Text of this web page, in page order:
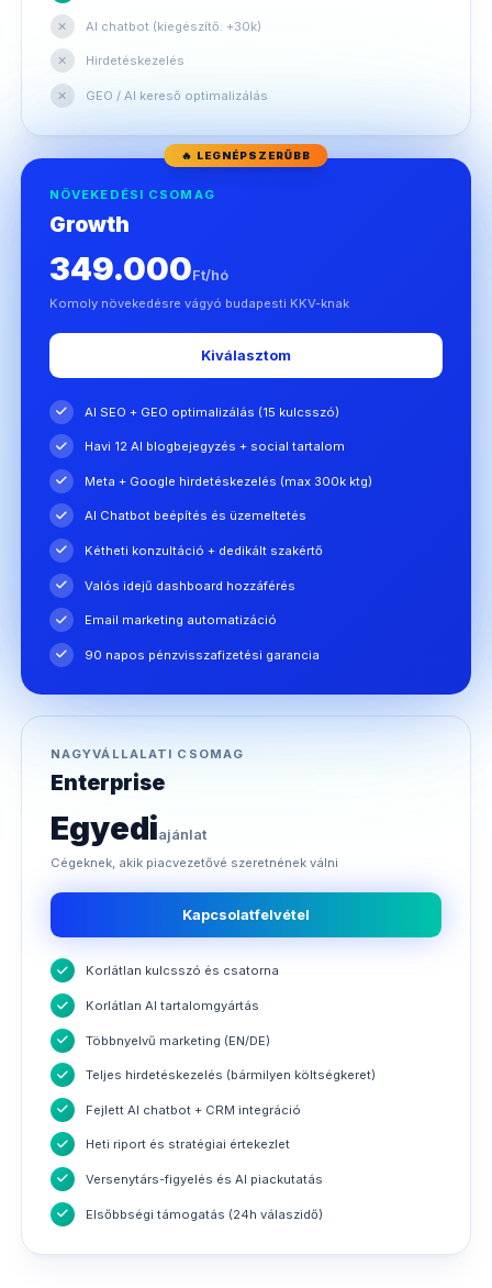
✕ AI chatbot (kiegészítő: +30k)
✕ Hirdetéskezelés
✕ GEO / AI kereső optimalizálás
🔥 LEGNÉPSZERŰBB
NÖVEKEDÉSI CSOMAG
Growth
349.000Ft/hó
Komoly növekedésre vágyó budapesti KKV-knak
Kiválasztom
AI SEO + GEO optimalizálás (15 kulcsszó)
Havi 12 AI blogbejegyzés + social tartalom
Meta + Google hirdetéskezelés (max 300k ktg)
AI Chatbot beépítés és üzemeltetés
Kétheti konzultáció + dedikált szakértő
Valós idejű dashboard hozzáférés
Email marketing automatizáció
90 napos pénzvisszafizetési garancia
NAGYVÁLLALATI CSOMAG
Enterprise
Egyediajánlat
Cégeknek, akik piacvezetővé szeretnének válni
Kapcsolatfelvétel
Korlátlan kulcsszó és csatorna
Korlátlan AI tartalomgyártás
Többnyelvű marketing (EN/DE)
Teljes hirdetéskezelés (bármilyen költségkeret)
Fejlett AI chatbot + CRM integráció
Heti riport és stratégiai értekezlet
Versenytárs-figyelés és AI piackutatás
Elsőbbségi támogatás (24h válaszidő)